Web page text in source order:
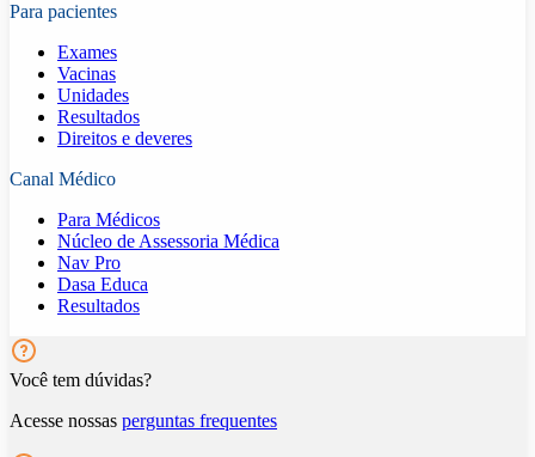
Para pacientes
Exames
Vacinas
Unidades
Resultados
Direitos e deveres
Canal Médico
Para Médicos
Núcleo de Assessoria Médica
Nav Pro
Dasa Educa
Resultados
Você tem dúvidas?
Acesse nossas perguntas frequentes